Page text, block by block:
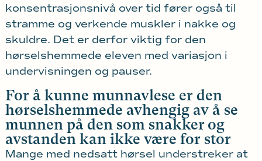
konsentrasjonsnivå over tid fører også til
stramme og verkende muskler i nakke og
skuldre. Det er derfor viktig for den
hørselshemmede eleven med variasjon i
undervisningen og pauser.
For å kunne munnavlese er den
hørselshemmede avhengig av å se
munnen på den som snakker og
avstanden kan ikke være for stor
Mange med nedsatt hørsel understreker at